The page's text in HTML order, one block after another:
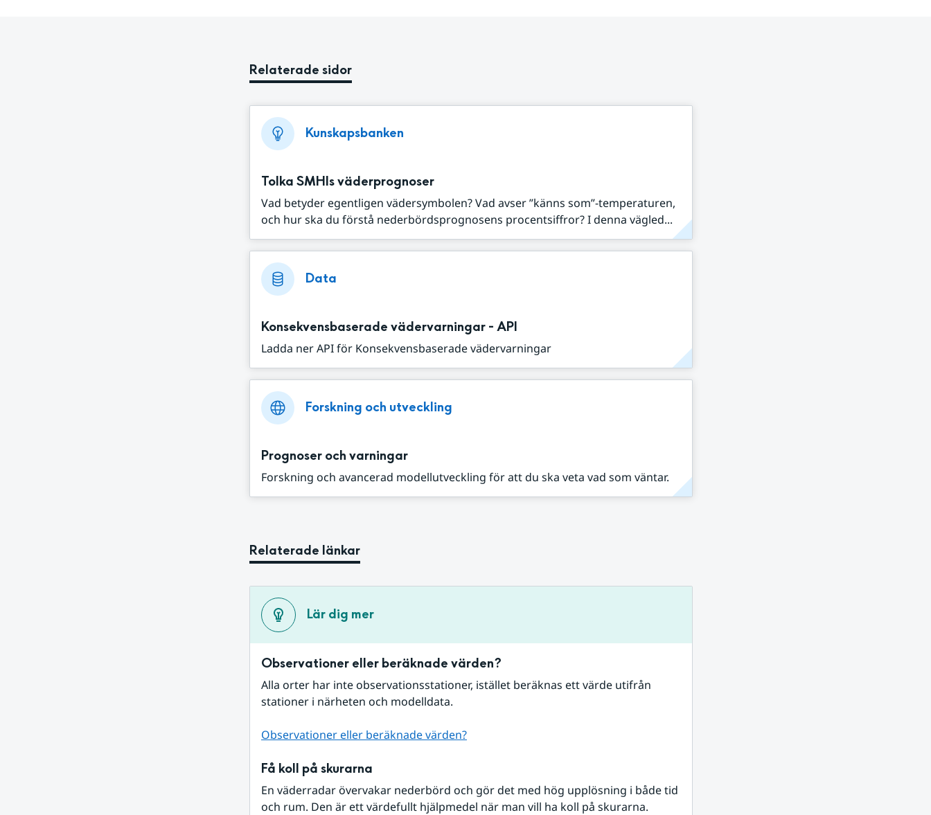
Relaterade sidor
Kunskapsbanken
Tolka SMHIs väderprognoser
Vad betyder egentligen vädersymbolen? Vad avser ”känns som”-temperaturen,
och hur ska du förstå nederbördsprognosens procentsiffror? I denna vägled...
Data
Konsekvensbaserade vädervarningar - API
Ladda ner API för Konsekvensbaserade vädervarningar
Forskning och utveckling
Prognoser och varningar
Forskning och avancerad modellutveckling för att du ska veta vad som väntar.
Relaterade länkar
Lär dig mer
Observationer eller beräknade värden?
Alla orter har inte observationsstationer, istället beräknas ett värde utifrån
stationer i närheten och modelldata.
Observationer eller beräknade värden?
Få koll på skurarna
En väderradar övervakar nederbörd och gör det med hög upplösning i både tid
och rum. Den är ett värdefullt hjälpmedel när man vill ha koll på skurarna.